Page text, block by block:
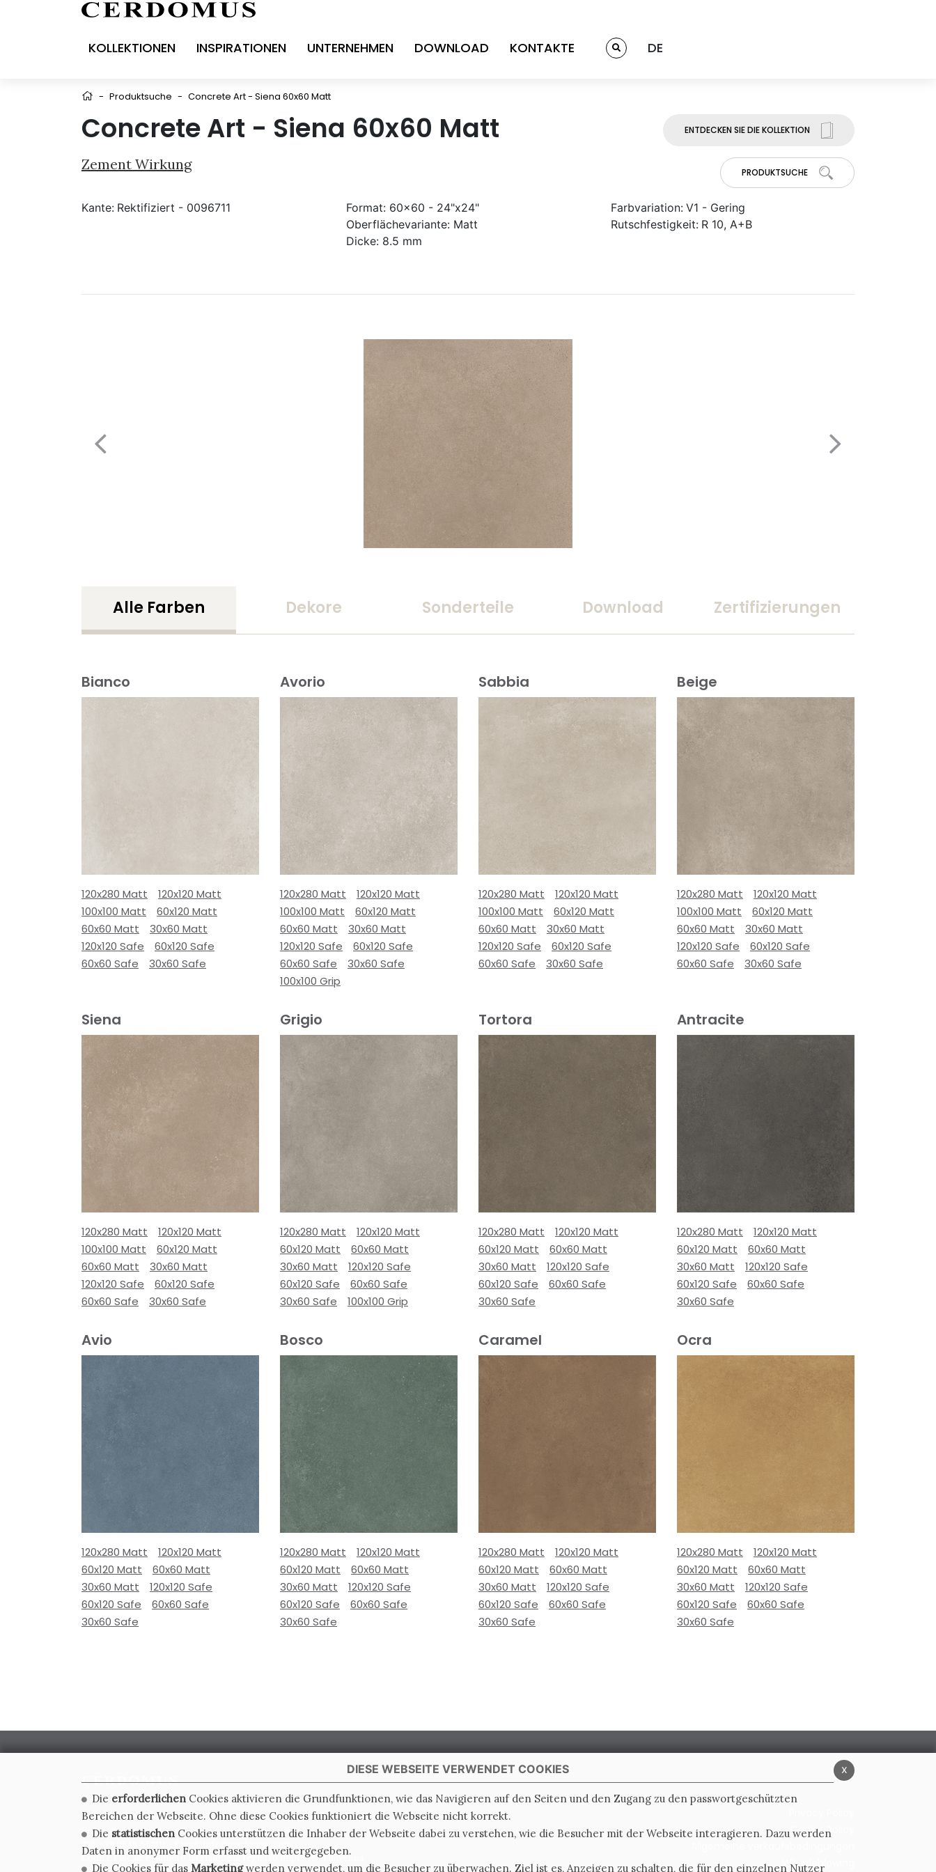
KOLLEKTIONEN INSPIRATIONEN UNTERNEHMEN DOWNLOAD KONTAKTE DE
- Produktsuche - Concrete Art - Siena 60x60 Matt
Concrete Art - Siena 60x60 Matt
Zement Wirkung
ENTDECKEN SIE DIE KOLLEKTION
PRODUKTSUCHE
Kante: Rektifiziert - 0096711 Format: 60x60 - 24"x24"
Oberflächevariante: Matt
Dicke: 8.5 mm
Farbvariation: V1 - Gering
Rutschfestigkeit: R 10, A+B
Alle Farben Dekore Sonderteile Download Zertifizierungen
Bianco
120x280 Matt
120x120 Matt
100x100 Matt
60x120 Matt
60x60 Matt
30x60 Matt
120x120 Safe
60x120 Safe
60x60 Safe
30x60 Safe
Avorio
120x280 Matt
120x120 Matt
100x100 Matt
60x120 Matt
60x60 Matt
30x60 Matt
120x120 Safe
60x120 Safe
60x60 Safe
30x60 Safe
100x100 Grip
Sabbia
120x280 Matt
120x120 Matt
100x100 Matt
60x120 Matt
60x60 Matt
30x60 Matt
120x120 Safe
60x120 Safe
60x60 Safe
30x60 Safe
Beige
120x280 Matt
120x120 Matt
100x100 Matt
60x120 Matt
60x60 Matt
30x60 Matt
120x120 Safe
60x120 Safe
60x60 Safe
30x60 Safe
Siena
120x280 Matt
120x120 Matt
100x100 Matt
60x120 Matt
60x60 Matt
30x60 Matt
120x120 Safe
60x120 Safe
60x60 Safe
30x60 Safe
Grigio
120x280 Matt
120x120 Matt
60x120 Matt
60x60 Matt
30x60 Matt
120x120 Safe
60x120 Safe
60x60 Safe
30x60 Safe
100x100 Grip
Tortora
120x280 Matt
120x120 Matt
60x120 Matt
60x60 Matt
30x60 Matt
120x120 Safe
60x120 Safe
60x60 Safe
30x60 Safe
Antracite
120x280 Matt
120x120 Matt
60x120 Matt
60x60 Matt
30x60 Matt
120x120 Safe
60x120 Safe
60x60 Safe
30x60 Safe
Avio
120x280 Matt
120x120 Matt
60x120 Matt
60x60 Matt
30x60 Matt
120x120 Safe
60x120 Safe
60x60 Safe
30x60 Safe
Bosco
120x280 Matt
120x120 Matt
60x120 Matt
60x60 Matt
30x60 Matt
120x120 Safe
60x120 Safe
60x60 Safe
30x60 Safe
Caramel
120x280 Matt
120x120 Matt
60x120 Matt
60x60 Matt
30x60 Matt
120x120 Safe
60x120 Safe
60x60 Safe
30x60 Safe
Ocra
120x280 Matt
120x120 Matt
60x120 Matt
60x60 Matt
30x60 Matt
120x120 Safe
60x120 Safe
60x60 Safe
30x60 Safe
CERDOMUS S.R.L.
Via Emilia Ponente, 1000 - 48014 Castel Bolognese (RA) Italy
Tel. +39.0546.652111 - Email: info@cerdomus.com
Codice Fiscale e numero iscrizione al registro imprese di Ravenna
Cookie Policy
Whistleblowing
x
DIESE WEBSEITE VERWENDET COOKIES
Die erforderlichen Cookies aktivieren die Grundfunktionen, wie das Navigieren auf den Seiten und den Zugang zu den passwortgeschützten
Bereichen der Webseite. Ohne diese Cookies funktioniert die Webseite nicht korrekt.
Die statistischen Cookies unterstützen die Inhaber der Webseite dabei zu verstehen, wie die Besucher mit der Webseite interagieren. Dazu werden
Daten in anonymer Form erfasst und weitergegeben.
Die Cookies für das Marketingwerden verwendet, um die Besucher zu überwachen. Ziel ist es, Anzeigen zu schalten, die für den einzelnen Nutzer